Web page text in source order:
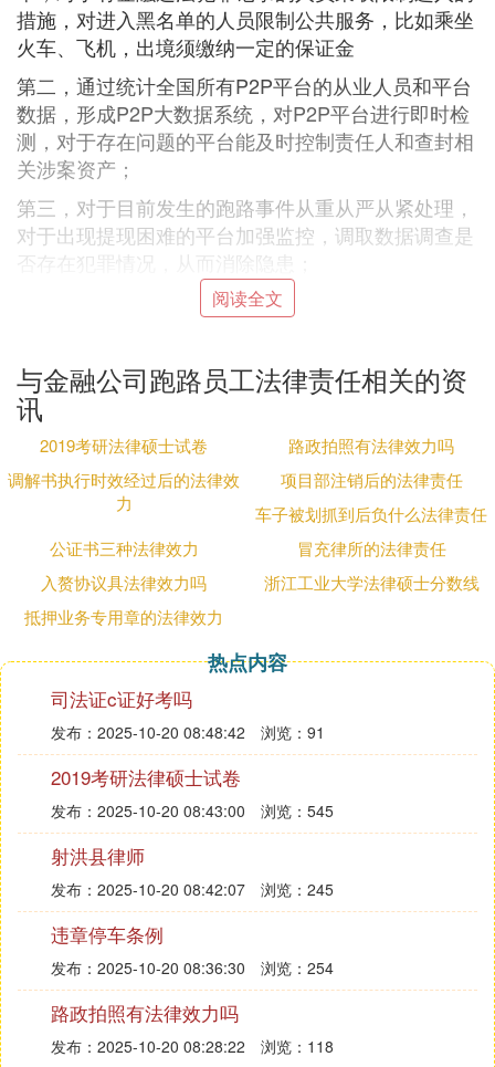
措施，对进入黑名单的人员限制公共服务，比如乘坐
火车、飞机，出境须缴纳一定的保证金
第二，通过统计全国所有P2P平台的从业人员和平台
数据，形成P2P大数据系统，对P2P平台进行即时检
测，对于存在问题的平台能及时控制责任人和查封相
关涉案资产；
第三，对于目前发生的跑路事件从重从严从紧处理，
对于出现提现困难的平台加强监控，调取数据调查是
否存在犯罪情况，从而消除隐患；
第四，加强对P2P宣传的管理，禁止虚假、夸大的宣
业，对法律研究深入，通过钻法律空子不断拖延时
间，不跑路不配合，还虚假宣传以延缓经侦调查。
② P2P暴雷员工要不要负法律责任
首先要弄清楚该员工在平台的职务以及参与平台业务
的程度及作用。
1、平台的实际控制人、大股东、实际负责人肯定主
要责任承担者，是主犯，承担最重的责任。平台的员
工则根据职位不同，参与平台业务的程度不同承担不
同的责任。
2、公司高管，同时又是负责业务的高管的，当然处
罚的重；
3、虽然是高管，但不负责公司主营业务的，比如人
事、行政部门的人员，处罚的当然轻；
4、业务人员因为参与了公司拉资金的业务并根据业
务情况分得了提成，其处罚相对较重；
P2P平台集资活动是一个整体，平台的每个工作人员
的工作都是平台集资活动得以成功的不可缺少的部
分，所有人的参与才使得平台可以集资成功，所以对
每个员工都处理也未尝不可，但实际案件进行过程中
会考虑宽严相济的原则，酌情对部分工作人员免予处
罚。
阅读全文
与金融公司跑路员工法律责任相关的资
讯
2019考研法律硕士试卷
路政拍照有法律效力吗
调解书执行时效经过后的法律效
力
项目部注销后的法律责任
车子被划抓到后负什么法律责任
公证书三种法律效力
冒充律所的法律责任
入赘协议具法律效力吗
浙江工业大学法律硕士分数线
抵押业务专用章的法律效力
热点内容
司法证c证好考吗
发布：2025-10-20 08:48:42 浏览：91
2019考研法律硕士试卷
发布：2025-10-20 08:43:00 浏览：545
射洪县律师
发布：2025-10-20 08:42:07 浏览：245
违章停车条例
发布：2025-10-20 08:36:30 浏览：254
路政拍照有法律效力吗
发布：2025-10-20 08:28:22 浏览：118